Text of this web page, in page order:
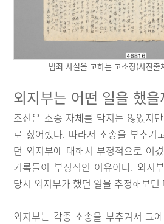
범죄 사실을 고하는 고소장(사진출
외지부는 어떤 일을 했을
조선은 소송 자체를 막지는 않았지
로 싫어했다. 따라서 소송을 부추기
던 외지부에 대해서 부정적으로 여
기록들이 부정적인 이유이다. 외지
당시 외지부가 했던 일을 추정해보면
외지부는 각종 소송을 부추겨서 그